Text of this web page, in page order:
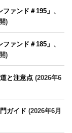
ァンド＃195」、
)
ァンド＃185」、
)
と注意点 (2026年6
ガイド (2026年6月